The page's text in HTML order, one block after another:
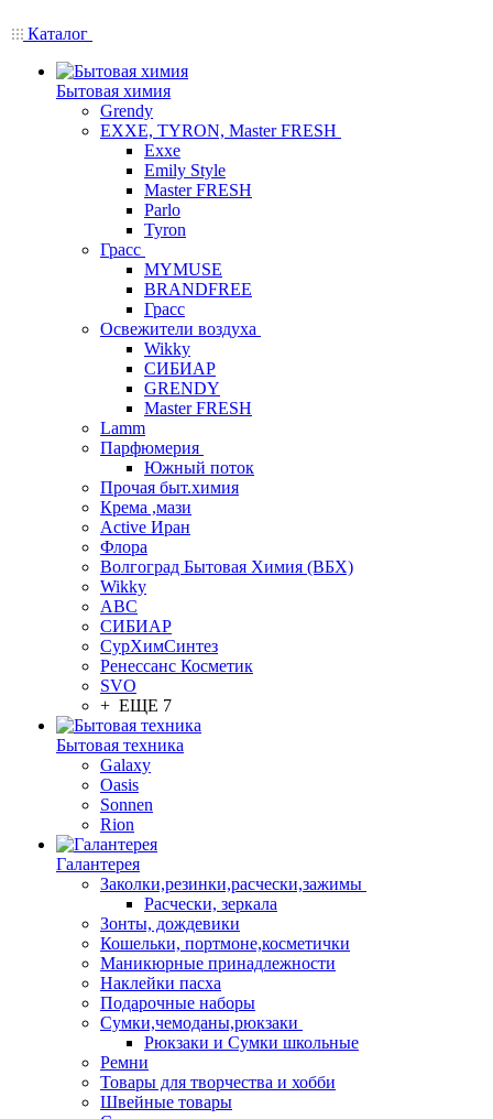
Каталог
Бытовая химия
Grendy
EXXE, TYRON, Master FRESH
Exxe
Emily Style
Master FRESH
Parlo
Tyron
Грасс
MYMUSE
BRANDFREE
Грасс
Освежители воздуха
Wikky
СИБИАР
GRENDY
Master FRESH
Lamm
Парфюмерия
Южный поток
Прочая быт.химия
Крема ,мази
Аctive Иран
Флора
Волгоград Бытовая Химия (ВБХ)
Wikky
АВС
СИБИАР
СурХимСинтез
Ренессанс Косметик
SVO
+ ЕЩЕ 7
Бытовая техника
Galaxy
Oasis
Sonnen
Rion
Галантерея
Заколки,резинки,расчески,зажимы
Расчески, зеркала
Зонты, дождевики
Кошельки, портмоне,косметички
Маникюрные принадлежности
Наклейки пасха
Подарочные наборы
Сумки,чемоданы,рюкзаки
Рюкзаки и Сумки школьные
Ремни
Товары для творчества и хобби
Швейные товары